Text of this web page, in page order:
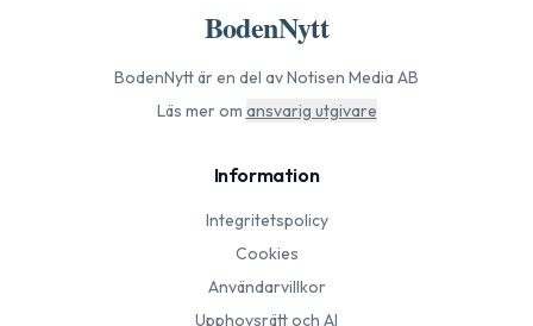
BodenNytt
BodenNyttär en del av Notisen Media AB
Läs mer om ansvarig utgivare
Information
Integritetspolicy
Cookies
Användarvillkor
Upphovsrätt och AI